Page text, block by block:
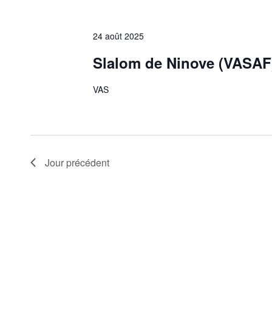
24 août 2025
Slalom de Ninove
VAS
Jour précédent